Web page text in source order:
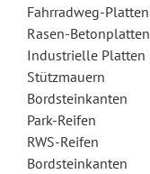
Fahrradweg-Platten
Rasen-Betonplatten
Industrielle Platten
Stützmauern
Bordsteinkanten
Park-Reifen
RWS-Reifen
Bordsteinkanten